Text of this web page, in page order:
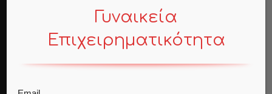
POPULAR CATEGORY
Contemporary Life
Γυναικεία
Επιχειρηματικότητα